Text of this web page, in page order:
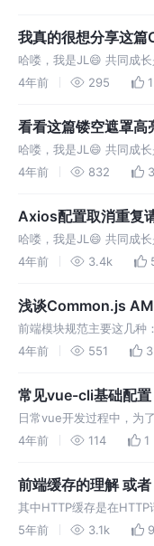
要有一定了解，下面扫盲
我真的很想分享这篇
网络）性能优化🔥
哈喽，我是JL😄 共同成
求！✨ 希望下面分享能让
人心。 CDN介绍、为什么
4年前 295 1
看看这篇镂空遮罩高
哈喽，我是JL😄 共同成
求！✨ 希望下面分享能让
解。
4年前 832 3
Axios配置取消重复
配已有项目通用
哈喽，我是JL😄 共同成
求！✨日常开发中我们经
配置重复请求改动太大，
么配置的，希望能给你带
4年前 3.4k
浅谈Common.js
module以及SeaJS
前端模块规范主要这几种
AMD、CMD和ES6
4年前 551 3
常见vue-cli基础配置
日常vue开发过程中，为
打包等，我们需要去配置
配置`，以供日常快速构
4年前 114 1
前端缓存的理解 或
协商缓存)
其中HTTP缓存是在HTTP
设置；而浏览器缓存则主
5年前 3.1k 9